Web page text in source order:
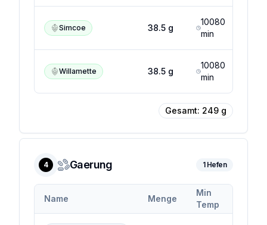
Simcoe 38.5 g
10080
min
Willamette 38.5 g
10080
min
Gesamt: 249 g
4 Gaerung 1Hefen
Name Menge
Min
Temp